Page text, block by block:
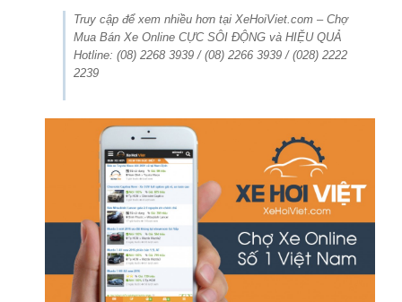
Truy cập để xem nhiều hơn tại XeHoiViet.com – Chợ
Mua Bán Xe Online CỰC SÔI ĐỘNG và HIỆU QUẢ
Hotline: (08) 2268 3939 / (08) 2266 3939 / (028) 2222
2239